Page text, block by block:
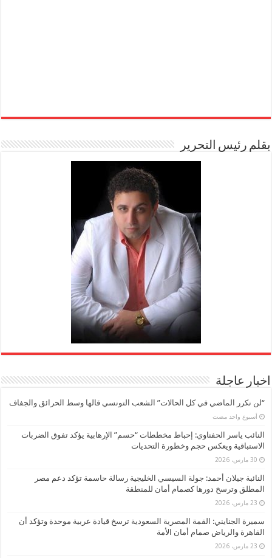
بقلم رئيس التحرير
اخبار عاجلة
“لن نكرر الماضي في كل الحالات” الشعب التونسي قالها وسط الحرائق والجفاف
‏أسبوع واحد مضت
النائب ياسر الحفناوي: إحباط مخططات “حسم” الإرهابية يؤكد تفوق الضربات
الاستباقية ويعكس حجم وخطورة التحديات
30 مارس، 2026
النائبة جيلان أحمد: جولة السيسي الخليجية رسالة حاسمة تؤكد دعم مصر
المطلق وترسخ دورها كصمام أمان للمنطقة
23 مارس، 2026
سميرة الجنايني: القمة المصرية السعودية ترسخ قيادة عربية موحدة وتؤكد أن
القاهرة والرياض صمام أمان الأمة
23 مارس، 2026